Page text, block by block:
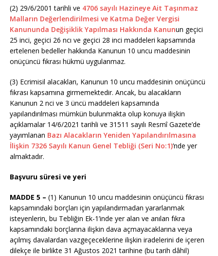
(2) 29/6/2001 tarihli ve 4706 sayılı Hazineye Ait Taşınmaz
Malların Değerlendirilmesi ve Katma Değer Vergisi
Kanununda Değişiklik Yapılması Hakkında Kanunun geçici
25 inci, geçici 26 ncı ve geçici 28 inci maddeleri kapsamında
ertelenen bedeller hakkında Kanunun 10 uncu maddesinin
onüçüncü fıkrası hükmü uygulanmaz.
(3) Ecrimisil alacakları, Kanunun 10 uncu maddesinin onüçüncü
fıkrası kapsamına girmemektedir. Ancak, bu alacakların
Kanunun 2 nci ve 3 üncü maddeleri kapsamında
yapılandırılması mümkün bulunmakta olup konuya ilişkin
açıklamalar 14/6/2021 tarihli ve 31511 sayılı Resmî Gazete’de
yayımlanan Bazı Alacakların Yeniden Yapılandırılmasına
İlişkin 7326 Sayılı Kanun Genel Tebliği (Seri No:1)’nde yer
almaktadır.
Başvuru süresi ve yeri
MADDE 5 – (1) Kanunun 10 uncu maddesinin onüçüncü fıkrası
kapsamındaki borçları için yapılandırmadan yararlanmak
isteyenlerin, bu Tebliğin Ek-1’inde yer alan ve anılan fıkra
kapsamındaki borçlarına ilişkin dava açmayacaklarına veya
açılmış davalardan vazgeçeceklerine ilişkin iradelerini de içeren
dilekçe ile birlikte 31 Ağustos 2021 tarihine (bu tarih dâhil)